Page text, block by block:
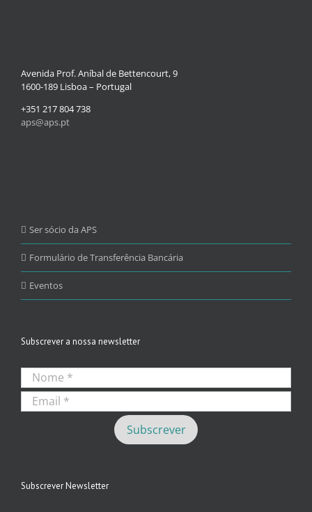
Avenida Prof. Aníbal de Bettencourt, 9
1600-189 Lisboa – Portugal
+351 217 804 738
aps@aps.pt
Ser sócio da APS
Formulário de Transferência Bancária
Eventos
Subscrever a nossa newsletter
Subscrever Newsletter